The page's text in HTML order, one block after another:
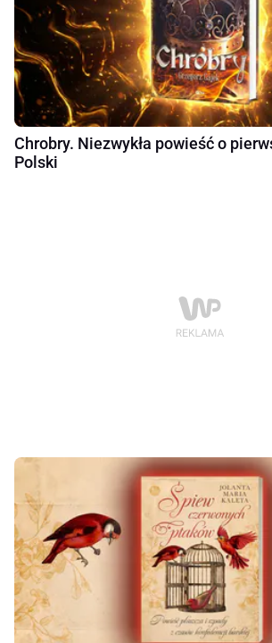
Chrobry. Niezwykła powieść o
Polski